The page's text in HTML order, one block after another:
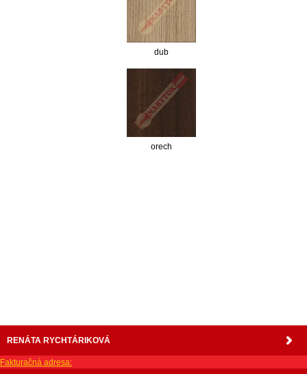
dub
orech
RENÁTA RYCHTÁRIKOVÁ
Fakturačná adresa: